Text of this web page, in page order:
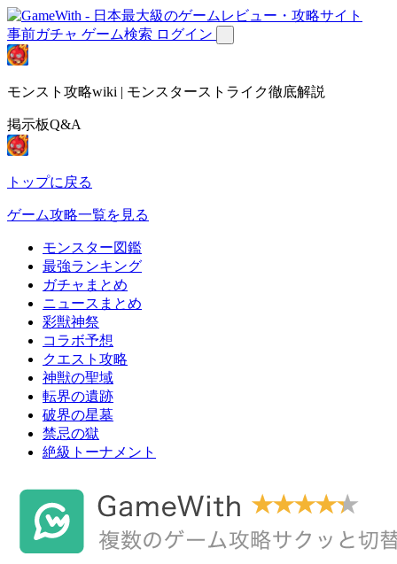
事前ガチャ ゲーム検索 ログイン
モンスト攻略wiki | モンスターストライク徹底解説
掲示板Q&A
トップに戻る
ゲーム攻略一覧を見る
モンスター図鑑
最強ランキング
ガチャまとめ
ニュースまとめ
彩獣神祭
コラボ予想
クエスト攻略
神獣の聖域
転界の遺跡
破界の星墓
禁忌の獄
絶級トーナメント